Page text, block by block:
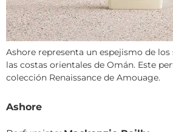
Ashore representa un espejismo de los
las costas orientales de Omán. Este
colección Renaissance de Amouage.
Ashore